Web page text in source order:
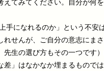
てみてください。自分が何
手になれるのか」という不安
せんが、ご自分の意志にま
生の選び方もその一つです
」はなかなか埋まるもので